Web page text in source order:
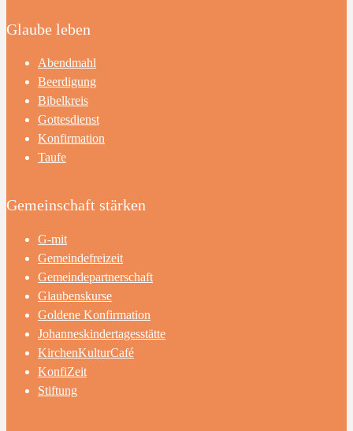
Glaube leben
Abendmahl
Beerdigung
Bibelkreis
Gottesdienst
Konfirmation
Taufe
Gemeinschaft stärken
G-mit
Gemeindefreizeit
Gemeindepartnerschaft
Glaubenskurse
Goldene Konfirmation
Johanneskindertagesstätte
KirchenKulturCafé
KonfiZeit
Stiftung